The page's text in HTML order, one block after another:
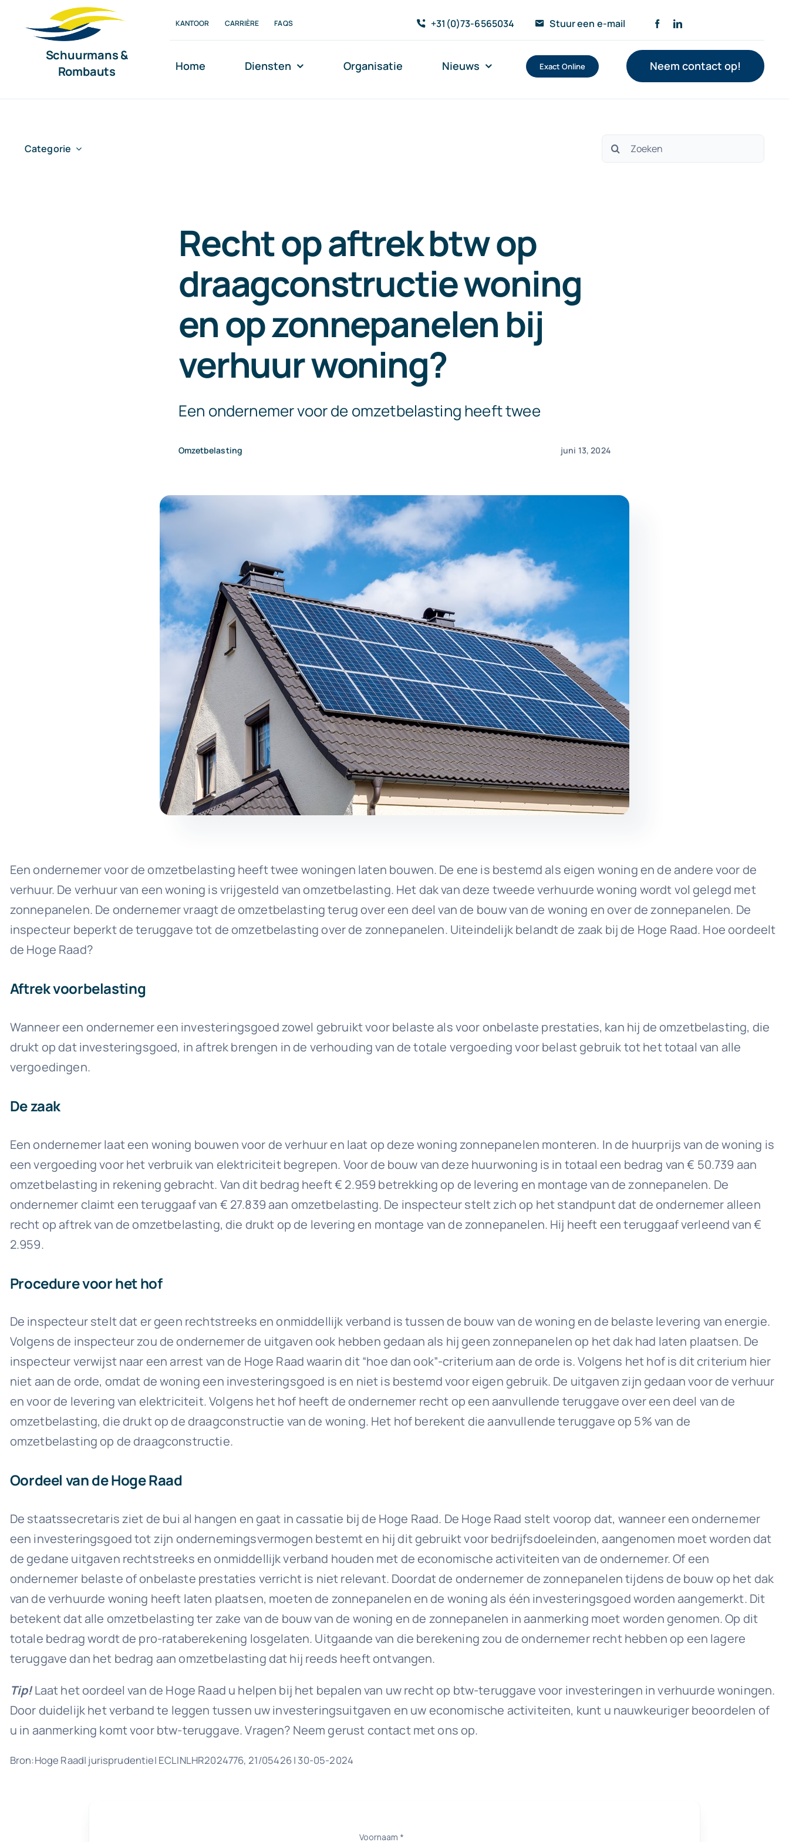
Schuurmans &
Rombauts
KANTOOR CARRIÈRE FAQS +31(0)73-6565034 Stuur een e-mail
Home Diensten Organisatie Nieuws Exact Online Neem contact op!
Categorie
Zoeken
Recht op aftrek btw op
draagconstructie woning
en op zonnepanelen bij
verhuur woning?
Een ondernemer voor de omzetbelasting heeft twee
Omzetbelasting juni 13, 2024
Een ondernemer voor de omzetbelasting heeft twee woningen laten bouwen. De ene is bestemd als eigen woning en de andere voor de
verhuur. De verhuur van een woning is vrijgesteld van omzetbelasting. Het dak van deze tweede verhuurde woning wordt vol gelegd met
zonnepanelen. De ondernemer vraagt de omzetbelasting terug over een deel van de bouw van de woning en over de zonnepanelen. De
inspecteur beperkt de teruggave tot de omzetbelasting over de zonnepanelen. Uiteindelijk belandt de zaak bij de Hoge Raad. Hoe oordeelt
de Hoge Raad?
Aftrek voorbelasting
Wanneer een ondernemer een investeringsgoed zowel gebruikt voor belaste als voor onbelaste prestaties, kan hij de omzetbelasting, die
drukt op dat investeringsgoed, in aftrek brengen in de verhouding van de totale vergoeding voor belast gebruik tot het totaal van alle
vergoedingen.
De zaak
Een ondernemer laat een woning bouwen voor de verhuur en laat op deze woning zonnepanelen monteren. In de huurprijs van de woning is
een vergoeding voor het verbruik van elektriciteit begrepen. Voor de bouw van deze huurwoning is in totaal een bedrag van € 50.739 aan
omzetbelasting in rekening gebracht. Van dit bedrag heeft € 2.959 betrekking op de levering en montage van de zonnepanelen. De
ondernemer claimt een teruggaaf van € 27.839 aan omzetbelasting. De inspecteur stelt zich op het standpunt dat de ondernemer alleen
recht op aftrek van de omzetbelasting, die drukt op de levering en montage van de zonnepanelen. Hij heeft een teruggaaf verleend van €
2.959.
Procedure voor het hof
De inspecteur stelt dat er geen rechtstreeks en onmiddellijk verband is tussen de bouw van de woning en de belaste levering van energie.
Volgens de inspecteur zou de ondernemer de uitgaven ook hebben gedaan als hij geen zonnepanelen op het dak had laten plaatsen. De
inspecteur verwijst naar een arrest van de Hoge Raad waarin dit “hoe dan ook”-criterium aan de orde is. Volgens het hof is dit criterium hier
niet aan de orde, omdat de woning een investeringsgoed is en niet is bestemd voor eigen gebruik. De uitgaven zijn gedaan voor de verhuur
en voor de levering van elektriciteit. Volgens het hof heeft de ondernemer recht op een aanvullende teruggave over een deel van de
omzetbelasting, die drukt op de draagconstructie van de woning. Het hof berekent die aanvullende teruggave op 5% van de
omzetbelasting op de draagconstructie.
Oordeel van de Hoge Raad
De staatssecretaris ziet de bui al hangen en gaat in cassatie bij de Hoge Raad. De Hoge Raad stelt voorop dat, wanneer een ondernemer
een investeringsgoed tot zijn ondernemingsvermogen bestemt en hij dit gebruikt voor bedrijfsdoeleinden, aangenomen moet worden dat
de gedane uitgaven rechtstreeks en onmiddellijk verband houden met de economische activiteiten van de ondernemer. Of een
ondernemer belaste of onbelaste prestaties verricht is niet relevant. Doordat de ondernemer de zonnepanelen tijdens de bouw op het dak
van de verhuurde woning heeft laten plaatsen, moeten de zonnepanelen en de woning als één investeringsgoed worden aangemerkt. Dit
betekent dat alle omzetbelasting ter zake van de bouw van de woning en de zonnepanelen in aanmerking moet worden genomen. Op dit
totale bedrag wordt de pro-rataberekening losgelaten. Uitgaande van die berekening zou de ondernemer recht hebben op een lagere
teruggave dan het bedrag aan omzetbelasting dat hij reeds heeft ontvangen.
Tip!Laat het oordeel van de Hoge Raad u helpen bij het bepalen van uw recht op btw-teruggave voor investeringen in verhuurde woningen.
Door duidelijk het verband te leggen tussen uw investeringsuitgaven en uw economische activiteiten, kunt u nauwkeuriger beoordelen of
u in aanmerking komt voor btw-teruggave. Vragen? Neem gerust contact met ons op.
Bron:Hoge Raad| jurisprudentie| ECLINLHR2024776, 21/05426 | 30-05-2024